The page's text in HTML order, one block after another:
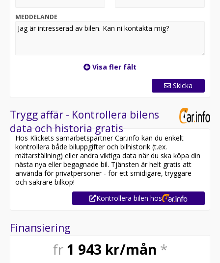
går gärna igenom fordonet på distans genom
videosamtal.
alltid att kontakta oss före besök för att säkerställa att
fordonet fortfarande finns kvar. Ni når oss på telefon
08-562 09 210 eller e-post info@rindstalbil.se.
Till denna bil erbjuder vi möjlighet att köpa till
aluminiumfälgar.
- Bilen har en deklarerad förbrukning på 0,51 l/mil vid
landsvägskörning.
- Bilen har en fordonsskatt om 1 042 kr/år.
- Bilen levereras nybesiktigad.
- Bilen levereras nyservad.
Vid köp ingår 1 mån dock max 100 mils
Trafiksäkerhetsgaranti. Vi erbjuder möjlighet att köpa
helförsäkring via Trygg-Hansa samt ett erbjudande på
MEDDELANDE
Visa fler fält
Skicka
Trygg affär - Kontrollera bilens
data och historia gratis
Hos Klickets samarbetspartner Car.info kan du enkelt
kontrollera både biluppgifter och bilhistorik (t.ex.
mätarställning) eller andra viktiga data när du ska köpa din
nästa nya eller begagnade bil. Tjänsten är helt gratis att
använda för privatpersoner - för ett smidigare, tryggare
och säkrare bilköp!
Kontrollera bilen hos
Finansiering
fr 1 943 kr/mån *